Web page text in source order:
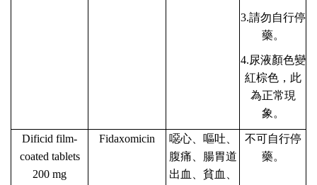
3.請勿自行停
藥。
4.尿液顏色變
紅棕色，此
為正常現
象。
Dificid film-
coated tablets
200 mg
Fidaxomicin
噁心、嘔吐、
腹痛、腸胃道
出血、貧血、
不可自行停
藥。